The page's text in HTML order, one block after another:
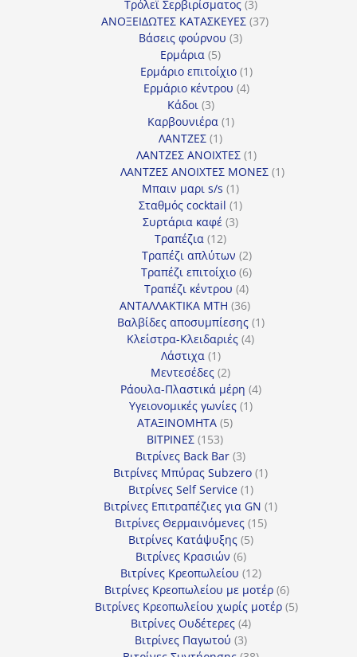
προϊόντα
Τρόλεϊ Σερβιρίσματος 33
προϊόντα
ΑΝΟΞΕΙΔΩΤΕΣ ΚΑΤΑΣΚΕΥΕΣ 3737
Βάσεις φούρνου 33
Ερμάρια 55
προϊόντα
Ερμάριο επιτοίχιο 11
προϊόν
Ερμάριο κέντρου 44
Κάδοι 33
προϊόντα
Καρβουνιέρα 11
ΛΑΝΤΖΕΣ 11
προϊόν
ΛΑΝΤΖΕΣ ΑΝΟΙΧΤΕΣ 11
προϊόν
ΛΑΝΤΖΕΣ ΑΝΟΙΧΤΕΣ ΜΟΝΕΣ 11
Μπαιν μαρι s/s 11
προϊόν
Σταθμός cocktail 11
Συρτάρια καφέ 33
Τραπέζια 1212
προϊόντα
Τραπέζι απλύτων 22
προϊόντα
Τραπέζι επιτοίχιο 66
προϊόντα
Τραπέζι κέντρου 44
προϊόντα
ΑΝΤΑΛΛΑΚΤΙΚΑ MTH 3636
προϊόντα
Βαλβίδες αποσυμπίεσης 11
Κλείστρα-Κλειδαριές 44
Λάστιχα 11
προϊόν
Μεντεσέδες 22
προϊόντα
Ράουλα-Πλαστικά μέρη 44
Υγειονομικές γωνίες 11
ΑΤΑΞΙΝΟΜΗΤΑ 55
ΒΙΤΡΙΝΕΣ 153153
προϊόντα
Βιτρίνες Back Bar 33
προϊόντα
Βιτρίνες Mπύρας Subzero 11
Βιτρίνες Self Service 11
προϊόν
Βιτρίνες Επιτραπέζιες για GN 11
Βιτρίνες Θερμαινόμενες 1515
Βιτρίνες Κατάψυξης 55
Βιτρίνες Κρασιών 66
προϊόντα
Βιτρίνες Κρεοπωλείου 1212
προϊόντα
Βιτρίνες Κρεοπωλείου με μοτέρ 66
προϊόντα
Βιτρίνες Κρεοπωλείου χωρίς μοτέρ 55
Βιτρίνες Ουδέτερες 44
προϊόντα
Βιτρίνες Παγωτού 33